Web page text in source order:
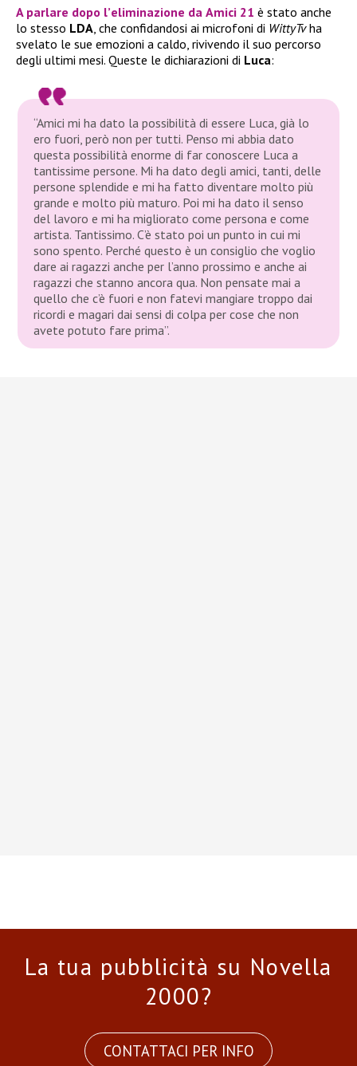
A parlare dopo l’eliminazione da Amici 21 è stato anche
lo stesso LDA , che confidandosi ai microfoni di WittyTvha
svelato le sue emozioni a caldo, rivivendo il suo percorso
degli ultimi mesi. Queste le dichiarazioni di Luca:
“Amici mi ha dato la possibilità di essere Luca, già lo
ero fuori, però non per tutti. Penso mi abbia dato
questa possibilità enorme di far conoscere Luca a
tantissime persone. Mi ha dato degli amici, tanti, delle
persone splendide e mi ha fatto diventare molto più
grande e molto più maturo. Poi mi ha dato il senso
del lavoro e mi ha migliorato come persona e come
artista. Tantissimo. C’è stato poi un punto in cui mi
sono spento. Perché questo è un consiglio che voglio
dare ai ragazzi anche per l’anno prossimo e anche ai
ragazzi che stanno ancora qua. Non pensate mai a
quello che c’è fuori e non fatevi mangiare troppo dai
ricordi e magari dai sensi di colpa per cose che non
avete potuto fare prima”.
La tua pubblicità su Novella
2000?
CONTATTACI PER INFO